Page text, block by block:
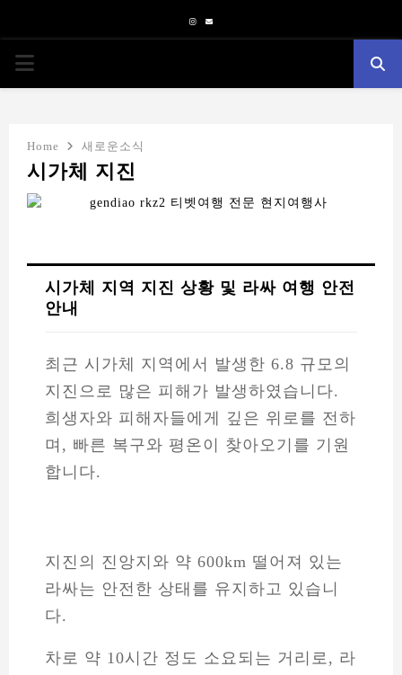
Instagram
Email
PRIMARY
Home 새로운소식
시가체 지진
시가체 지역 지진 상황 및 라싸 여행 안전
안내
최근 시가체 지역에서 발생한 6.8 규모의
지진으로 많은 피해가 발생하였습니다.
희생자와 피해자들에게 깊은 위로를 전하
며, 빠른 복구와 평온이 찾아오기를 기원
합니다.
지진의 진앙지와 약 600km 떨어져 있는
라싸는 안전한 상태를 유지하고 있습니
다.
차로 약 10시간 정도 소요되는 거리로, 라